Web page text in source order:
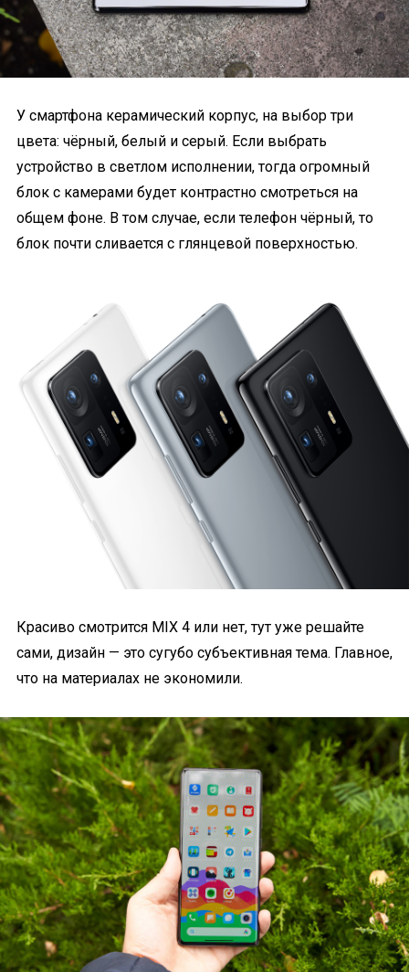
У смартфона керамический корпус, на выбор три
цвета: чёрный, белый и серый. Если выбрать
устройство в светлом исполнении, тогда огромный
блок с камерами будет контрастно смотреться на
общем фоне. В том случае, если телефон чёрный, то
блок почти сливается с глянцевой поверхностью.
Красиво смотрится MIX 4 или нет, тут уже решайте
сами, дизайн — это сугубо субъективная тема. Главное,
что на материалах не экономили.